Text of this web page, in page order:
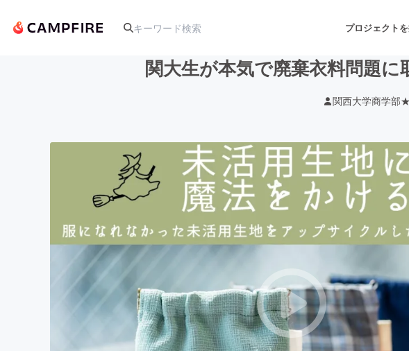
プロジェクト
アート・写真 音楽
テクノロジー・ガジェット ゲーム・サービス
映像・映画 書籍・雑誌出版
ビジネス・起業 チャレンジ
まちづくり・地域活性化
関大生が本気で廃棄衣料問題
関西大学商学部